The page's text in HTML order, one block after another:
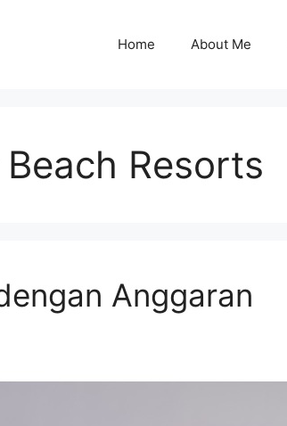
Home About Me
Resorts
Anggaran